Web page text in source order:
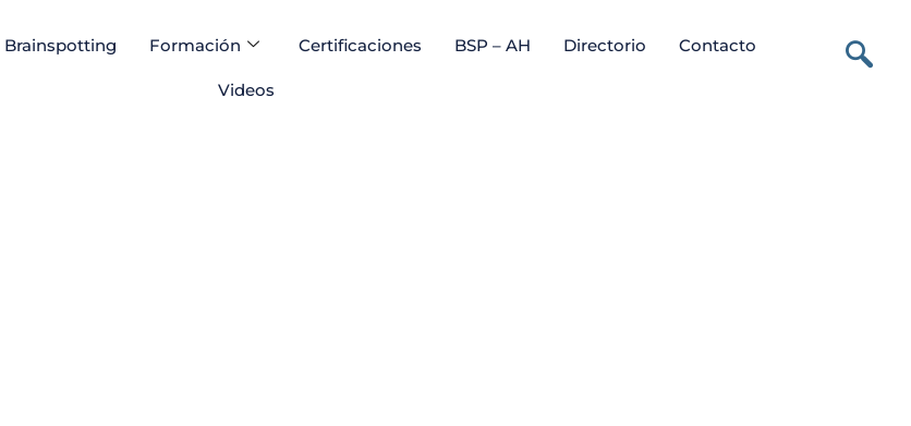
Brainspotting Formación Certificaciones BSP – AH Directorio Contacto
Videos